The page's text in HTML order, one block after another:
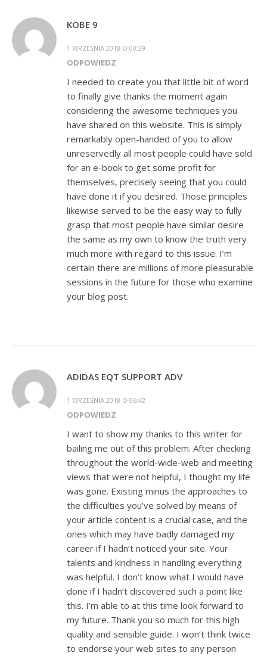
KOBE 9
1 WRZEŚNIA 2018 O 00:29
ODPOWIEDZ
I needed to create you that little bit of word
to finally give thanks the moment again
considering the awesome techniques you
have shared on this website. This is simply
remarkably open-handed of you to allow
unreservedly all most people could have sold
for an e-book to get some profit for
themselves, precisely seeing that you could
have done it if you desired. Those principles
likewise served to be the easy way to fully
grasp that most people have similar desire
the same as my own to know the truth very
much more with regard to this issue. I’m
certain there are millions of more pleasurable
sessions in the future for those who examine
your blog post.
ADIDAS EQT SUPPORT ADV
1 WRZEŚNIA 2018 O 06:42
ODPOWIEDZ
I want to show my thanks to this writer for
bailing me out of this problem. After checking
throughout the world-wide-web and meeting
views that were not helpful, I thought my life
was gone. Existing minus the approaches to
the difficulties you’ve solved by means of
your article content is a crucial case, and the
ones which may have badly damaged my
career if I hadn’t noticed your site. Your
talents and kindness in handling everything
was helpful. I don’t know what I would have
done if I hadn’t discovered such a point like
this. I’m able to at this time look forward to
my future. Thank you so much for this high
quality and sensible guide. I won’t think twice
to endorse your web sites to any person